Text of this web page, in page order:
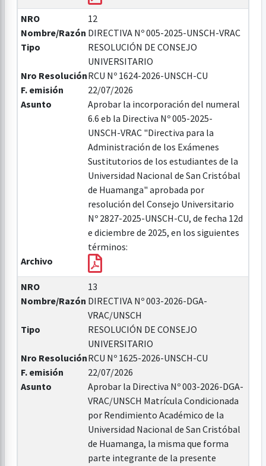
NRO
12
Nombre/Razón DIRECTIVA Nº 005-2025-UNSCH-VRAC
Tipo
RESOLUCIÓN DE CONSEJO
UNIVERSITARIO
Nro ResoluciónRCU Nº 1624-2026-UNSCH-CU
F. emisión
22/07/2026
Asunto
Aprobar la incorporación del numeral
6.6 eb la Directiva Nº 005-2025-
UNSCH-VRAC "Directiva para la
Administración de los Exámenes
Sustitutorios de los estudiantes de la
Universidad Nacional de San Cristóbal
de Huamanga" aprobada por
resolución del Consejo Universitario
Nº 2827-2025-UNSCH-CU, de fecha 12d
e diciembre de 2025, en los siguientes
términos:
Archivo
NRO
13
Nombre/Razón DIRECTIVA Nº 003-2026-DGA-
VRAC/UNSCH
Tipo
RESOLUCIÓN DE CONSEJO
UNIVERSITARIO
Nro ResoluciónRCU Nº 1625-2026-UNSCH-CU
F. emisión
22/07/2026
Asunto
Aprobar la Directiva Nº 003-2026-DGA-
VRAC/UNSCH Matrícula Condicionada
por Rendimiento Académico de la
Universidad Nacional de San Cristóbal
de Huamanga, la misma que forma
parte integrante de la presente